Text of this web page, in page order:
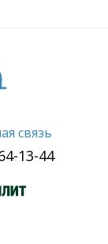
связь
13-44